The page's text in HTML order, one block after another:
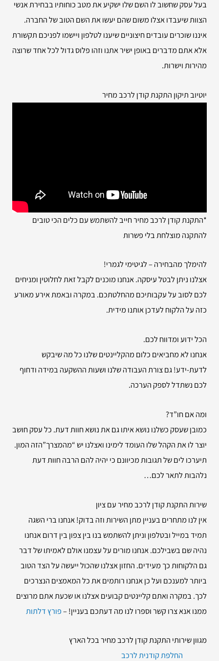
בעל עסק שחשוב לו השם שלו ישקיע את מטב כוחותיו בבחירת אנשי
הצוות שיעבדו אצלו משום שהם יעשו את השם הטוב של החברה.
איננו שוכרים עובדים חיצוניים שיענו לטלפון ויישמו לפניכם תקשורת
אלא אתם מדברים באופן ישיר אתנו וזהו פלוס גדול לכל אחד שרוצה
מהירות וישרות.
יוטיוב תיקון התקנת קודן לרכב מחיר
*התקנת קודן לרכב מחיר חייב להשתמש עם כלים הכי טובים
להתקנה מוצלחת בלי פשרות
להימלך מהבחירה – לגיטימי לגמרי!
אצלנו ניתן לבטל עיסקה. אנחנו מוכנים לקבל זאת לחלוטין ומניחים
לכם לסוב על עקבותיכם מהחלטתכם. במקרה ובאמת אירע מאורע
כזה על הלקוח לעדכן אותנו מידית.
הכל ידוע ומדווח לכם.
אנחנו לא מחביאים כלום מהקליינטים שלנו כל מה שיבקש
לדעת-ידע! גם צורת העבודה שלנו ושעות ההשקעה במידה ודחוף
לכם נשתדל לספק הערכה.
ומה אם חו”ד?
כמובן שעסק כשלנו נושא איתו גם את נושא חוות דעת. כל עסק חושב
יוצר לו את הקהל שלו העומד לימינו ואצלנו יש “מהמצרך”הזה המון.
תיערכו לים של תגובות מכיוונם כי יהיה להם הרבה חוות דעת
נלהבות לתאר לכם…
שירותהתקנת קודן לרכב מחיר עם ציון
אין לנו מתחרים בעניין מתן השירות וזה בדוק! אנחנו ברי השגה
תמיד במייל ובטלפון וניתן להשתמש בנו בין צפון בין דרום אנחנו
נהיה שם בשבילכם. אנחנו מורים על עצמנו אולם לאמיתו של דבר
גם הלקוחות כך מעידים. החזון אצלנו שהכול ייעשה על הצד הטוב
ביותר למענכם ועל כן אנחנו רותמים את כל המאמצים הנצרכים
לכך. במקרה ואתם קליינטים קבועים אצלנו או שכעת אתם מרוצים
ממנו אנא צרו קשר וספרו לנו מה דעתכם בעניין! –פורץ דלתות
מגוון שירותי התקנת קודן לרכב מחיר בכל הארץ
החלפת קודנית לרכב